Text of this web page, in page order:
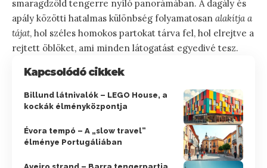
smaragdzöld tengerre nyíló panorámában. A dagály és
apály közötti hatalmas különbség folyamatosan alakítja a
tájat, hol széles homokos partokat tárva fel, hol elrejtve a
rejtett öblöket, ami minden látogatást egyedivé tesz.
Kapcsolódó cikkek
Billund látnivalók – LEGO House, a
kockák élményközpontja
Évora tempó – A „slow travel”
élménye Portugáliában